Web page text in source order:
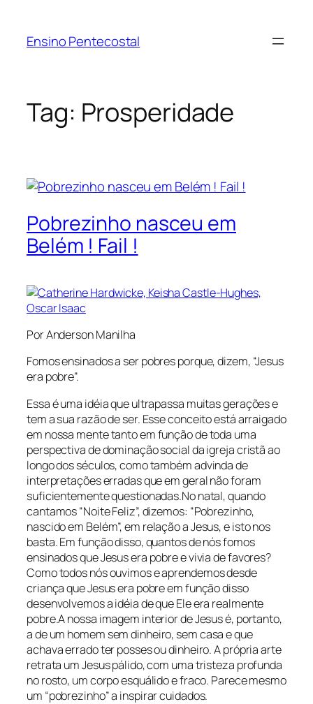
Ensino Pentecostal
Tag: Prosperidade
Pobrezinho nasceu em
Belém ! Fail !
Por Anderson Manilha
Fomos ensinados a ser pobres porque, dizem, “Jesus
era pobre”.
Essa é uma idéia que ultrapassa muitas gerações e
tem a sua razão de ser. Esse conceito está arraigado
em nossa mente tanto em função de toda uma
perspectiva de dominação social da igreja cristã ao
longo dos séculos, como também advinda de
interpretações erradas que em geral não foram
suficientemente questionadas.No natal, quando
cantamos “Noite Feliz”, dizemos: “Pobrezinho,
nascido em Belém”, em relação a Jesus, e isto nos
basta. Em função disso, quantos de nós fomos
ensinados que Jesus era pobre e vivia de favores?
Como todos nós ouvimos e aprendemos desde
criança que Jesus era pobre em função disso
desenvolvemos a idéia de que Ele era realmente
pobre.A nossa imagem interior de Jesus é, portanto,
a de um homem sem dinheiro, sem casa e que
achava errado ter posses ou dinheiro. A própria arte
retrata um Jesus pálido, com uma tristeza profunda
no rosto, um corpo esquálido e fraco. Parece mesmo
um “pobrezinho” a inspirar cuidados.